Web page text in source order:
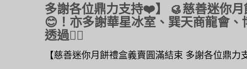
多謝各位鼎力支持❤️】 🥮慈善迷你
😊！亦多謝華星冰室、巽天商龍會
透過👉🏻
【慈善迷你月餅禮盒義賣圓滿結束 多謝各位鼎